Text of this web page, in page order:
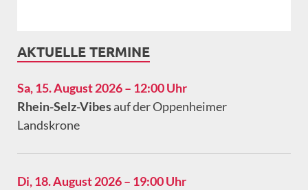
AKTUELLE TERMINE
Sa, 15. August 2026 – 12:00 Uhr
Rhein-Selz-Vibesauf der Oppenheimer
Landskrone
Di, 18. August 2026 – 19:00 Uhr